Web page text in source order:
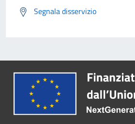
Segnala disservizio